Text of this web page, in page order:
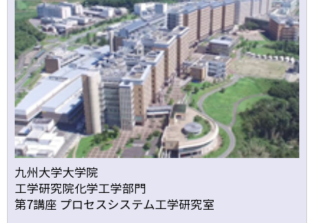
九州大学大学院
工学研究院化学工学部門
第7講座 プロセスシステム工学研究室